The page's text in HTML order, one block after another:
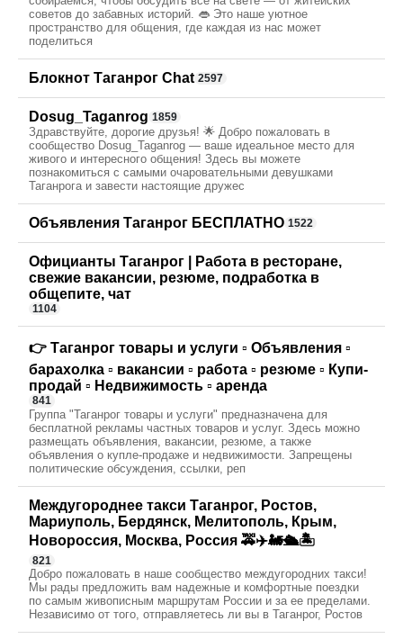
советов до забавных историй. 👄 Это наше уютное
пространство для общения, где каждая из нас может
поделиться
Блокнот Таганрог Chat 2597
Dosug_Taganrog 1859
Здравствуйте, дорогие друзья! 🌟 Добро пожаловать в
сообщество Dosug_Taganrog — ваше идеальное место для
живого и интересного общения! Здесь вы можете
познакомиться с самыми очаровательными девушками
Таганрога и завести настоящие дружес
Объявления Таганрог БЕСПЛАТНО 1522
Официанты Таганрог | Работа в ресторане,
свежие вакансии, резюме, подработка в
общепите, чат
1104
👉 Таганрог товары и услуги ▫️ Объявления ▫️
барахолка ▫️ вакансии ▫️ работа ▫️ резюме ▫️ Купи-
продай ▫️ Недвижимость ▫️ аренда
841
Группа "Таганрог товары и услуги" предназначена для
бесплатной рекламы частных товаров и услуг. Здесь можно
размещать объявления, вакансии, резюме, а также
объявления о купле-продаже и недвижимости. Запрещены
политические обсуждения, ссылки, реп
Междугороднее такси Таганрог, Ростов,
Мариуполь, Бердянск, Мелитополь, Крым,
Новороссия, Москва, Россия 🚕✈️🚂🛳🏝️
821
Добро пожаловать в наше сообщество междугородних такси!
Мы рады предложить вам надежные и комфортные поездки
по самым живописным маршрутам России и за ее пределами.
Независимо от того, отправляетесь ли вы в Таганрог, Ростов